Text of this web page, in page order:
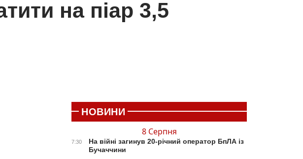
на піар 3,5
НОВИНИ
8 Серпня
7:30
На війні загинув 20-річний оператор БпЛА із
Бучаччини